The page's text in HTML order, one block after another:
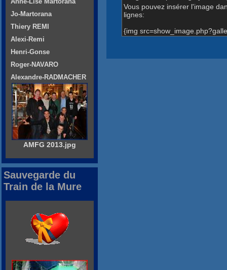
Vous pouvez insérer l'image
lignes:
{img
Jo-Martorana
Thiery REMI
Alexi-Remi
Henri-Gonse
Roger-NAVARO
Alexandre-RADMACHER
AMFG 2013.jpg
Sauvegarde du
Train de la Mure